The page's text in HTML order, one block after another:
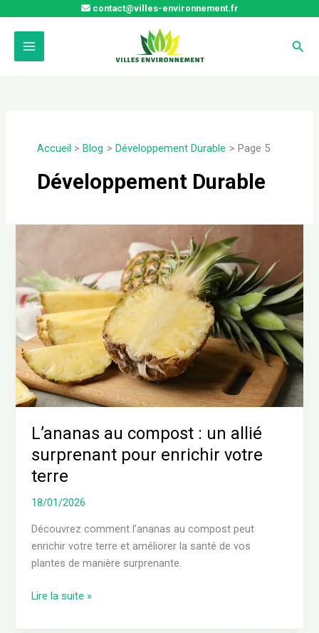
contenu
contact@villes-environnement.fr
Accueil Blog Développement Durable Page 5
Développement Durable
L’ananas au compost : un allié
surprenant pour enrichir votre
terre
18/01/2026
Découvrez comment l’ananas au compost peut
enrichir votre terre et améliorer la santé de vos
plantes de manière surprenante.
:
un
allié
surprenant
pour
enrichir
votre
terre
Lire la suite »